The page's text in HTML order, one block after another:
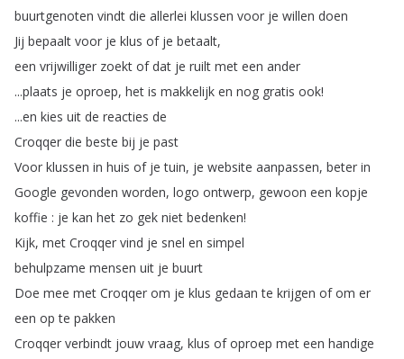
buurtgenoten vindt die allerlei klussen voor je willen doen
Jij bepaalt voor je klus of je betaalt,
een vrijwilliger zoekt of dat je ruilt met een ander
...plaats je oproep, het is makkelijk en nog gratis ook!
...en kies uit de reacties de
Croqqer die beste bij je past
Voor klussen in huis of je tuin, je website aanpassen, beter in
Google gevonden worden, logo ontwerp, gewoon een kopje
koffie : je kan het zo gek niet bedenken!
Kijk, met Croqqer vind je snel en simpel
behulpzame mensen uit je buurt
Doe mee met Croqqer om je klus gedaan te krijgen of om er
een op te pakken
Croqqer verbindt jouw vraag, klus of oproep met een handige